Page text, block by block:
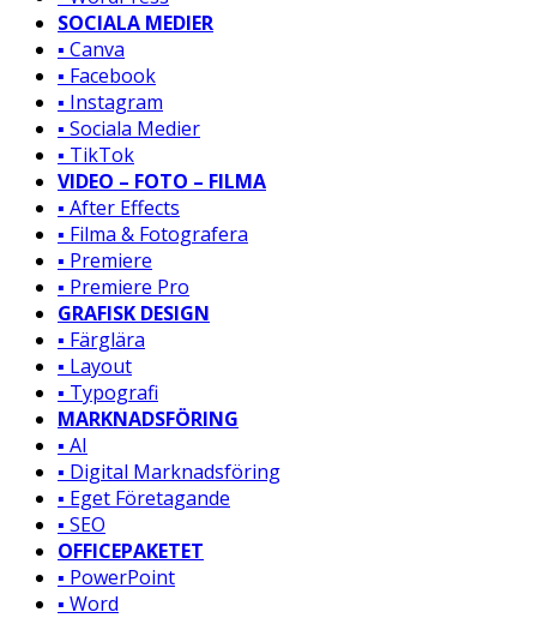
SOCIALA MEDIER
▪️ Canva
▪️ Facebook
▪️ Instagram
▪️ Sociala Medier
▪️ TikTok
VIDEO – FOTO – FILMA
▪️ After Effects
▪️ Filma & Fotografera
▪️ Premiere
▪️ Premiere Pro
GRAFISK DESIGN
▪️ Färglära
▪️ Layout
▪️ Typografi
MARKNADSFÖRING
▪️ AI
▪️ Digital Marknadsföring
▪️ Eget Företagande
▪️ SEO
OFFICEPAKETET
▪️ PowerPoint
▪️ Word